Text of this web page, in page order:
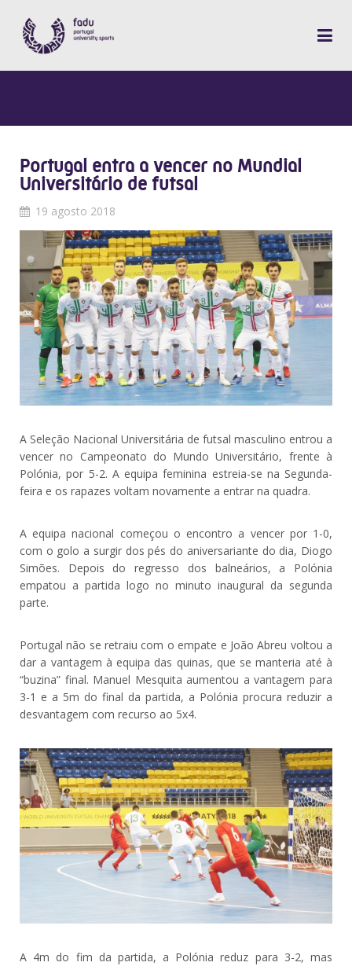
Portugal entra a vencer no Mundial
Universitário de futsal
19 agosto 2018
A Seleção Nacional Universitária de futsal masculino entrou a
vencer no Campeonato do Mundo Universitário, frente à
Polónia, por 5-2. A equipa feminina estreia-se na Segunda-
feira e os rapazes voltam novamente a entrar na quadra.
A equipa nacional começou o encontro a vencer por 1-0,
com o golo a surgir dos pés do aniversariante do dia, Diogo
Simões. Depois do regresso dos balneários, a Polónia
empatou a partida logo no minuto inaugural da segunda
parte.
Portugal não se retraiu com o empate e João Abreu voltou a
dar a vantagem à equipa das quinas, que se manteria até à
“buzina” final. Manuel Mesquita aumentou a vantagem para
3-1 e a 5m do final da partida, a Polónia procura reduzir a
desvantagem com recurso ao 5x4.
A 4m do fim da partida, a Polónia reduz para 3-2, mas